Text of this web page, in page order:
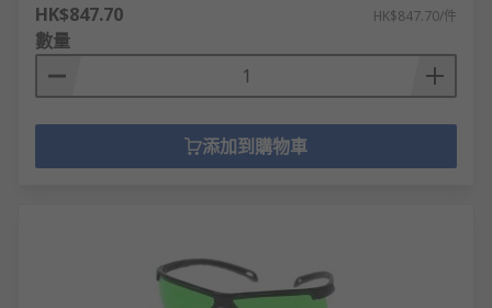
HK$847.70 HK$847.70/件
數量
添加到購物車